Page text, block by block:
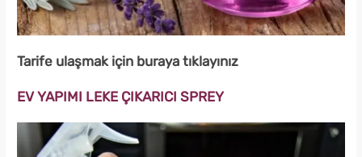
Tarife ulaşmak için buraya tıklayınız
EV YAPIMI LEKE ÇIKARICI SPREY